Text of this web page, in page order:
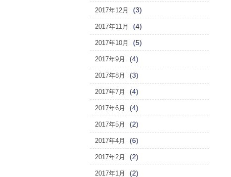
2017年12月 (3)
2017年11月 (4)
2017年10月 (5)
2017年9月 (4)
2017年8月 (3)
2017年7月 (4)
2017年6月 (4)
2017年5月 (2)
2017年4月 (6)
2017年2月 (2)
2017年1月 (2)